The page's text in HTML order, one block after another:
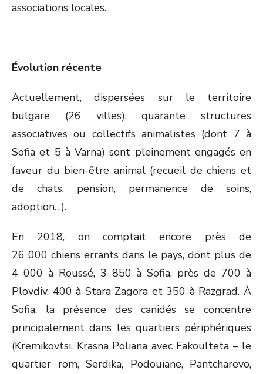
associations locales.
Évolution récente
Actuellement, dispersées sur le territoire
bulgare (26 villes), quarante structures
associatives ou collectifs animalistes (dont 7 à
Sofia et 5 à Varna) sont pleinement engagés en
faveur du bien-être animal (recueil de chiens et
de chats, pension, permanence de soins,
adoption…).
En 2018, on comptait encore près de
26 000 chiens errants dans le pays, dont plus de
4 000 à Roussé, 3 850 à Sofia, près de 700 à
Plovdiv, 400 à Stara Zagora et 350 à Razgrad. À
Sofia, la présence des canidés se concentre
principalement dans les quartiers périphériques
(Kremikovtsi, Krasna Poliana avec Fakoulteta – le
quartier rom, Serdika, Podouiane, Pantcharevo,